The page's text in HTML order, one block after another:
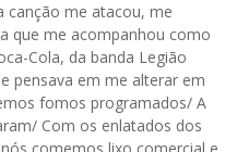
canção me atacou, me
que me acompanhou como
Cola, da banda Legião
pensava em me alterar em
fomos programados/ A
Com os enlatados dos